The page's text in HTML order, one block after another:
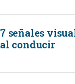
7 señales
al conducir